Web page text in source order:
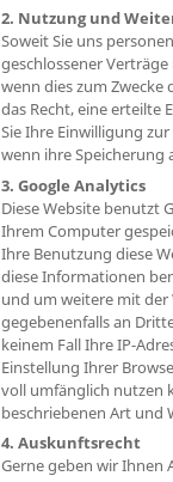
2. Nutzung und
Soweit Sie uns
geschlossener
wenn dies zum Zwecke
das Recht, eine erteilte
Sie Ihre Einwilligung
wenn ihre Speicherung
3. Google Analytics
Diese Website benutzt
Ihrem Computer
Ihre Benutzung diese
diese Informationen
und um weitere mit
gegebenenfalls an
keinem Fall Ihre IP-
Einstellung Ihrer
voll umfänglich nutzen
beschriebenen Art und
4. Auskunftsrecht
Gerne geben wir Ihnen